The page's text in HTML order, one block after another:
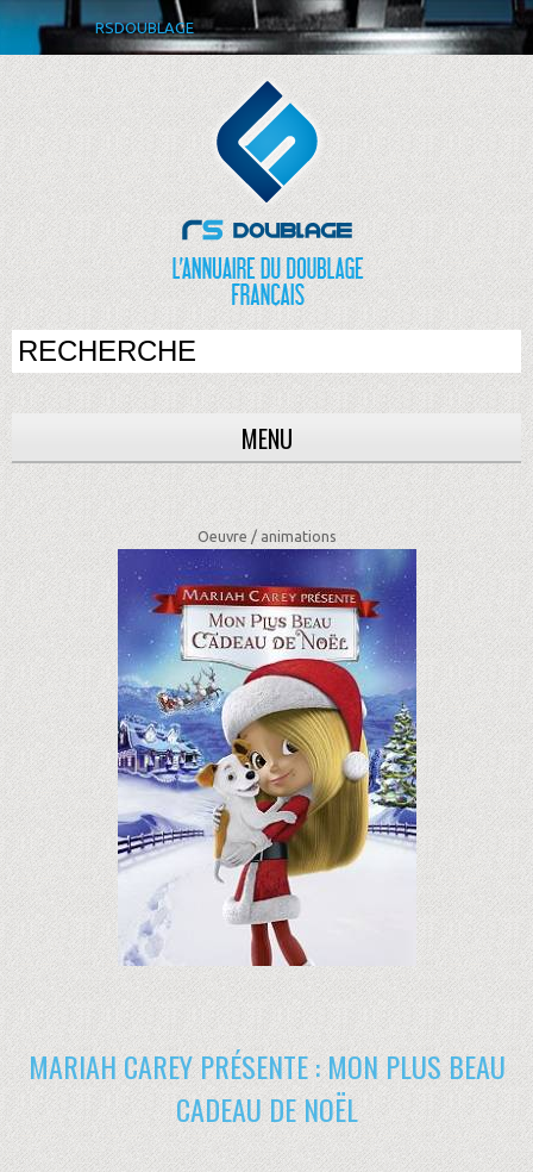
RSDOUBLAGE
MENU
Oeuvre / animations
MARIAH CAREY PRÉSENTE : MON PLUS BEAU
CADEAU DE NOËL